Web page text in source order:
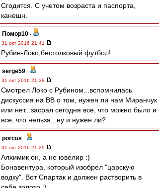
Сгодится. С учетом возраста и паспорта,
канешн.
Помор10 -
31 окт 2016 21:41
Рубин-Локо,бестолковый футбол!
serge59 -
31 окт 2016 21:38
Смотрел Локо с Рубином...вспомнилась
дискуссия на ВВ о том, нужен ли нам Миранчук
или нет...засрал сегодня все, что можно было и
все, что нельзя...ну и нужен ли?
porcus -
31 окт 2016 21:29
Алхимик он, а не ювелир :)
Бонавентура, который изобрел "царскую
водку". Вот Спартак и должен растворить в